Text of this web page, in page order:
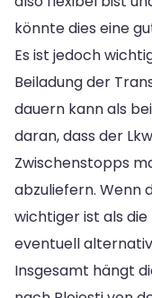
könnte dies eine
Es ist jedoch
Beiladung der
dauern kann als
daran, dass der
Zwischenstopps
abzuliefern. Wenn
wichtiger ist als
eventuell
Insgesamt hängt